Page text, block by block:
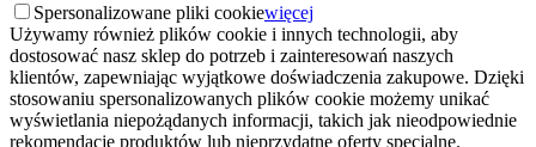
Spersonalizowane pliki cookiewięcej
Używamy również plików cookie i innych technologii, aby
dostosować nasz sklep do potrzeb i zainteresowań naszych
klientów, zapewniając wyjątkowe doświadczenia zakupowe. Dzięki
stosowaniu spersonalizowanych plików cookie możemy unikać
wyświetlania niepożądanych informacji, takich jak nieodpowiednie
rekomendacje produktów lub nieprzydatne oferty specjalne.